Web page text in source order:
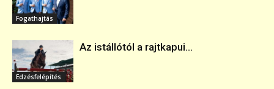
Fogathajtás
Edzésfelépítés
Az istállótól a rajtkapui...